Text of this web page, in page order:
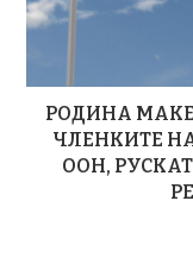
РОДИНА
ЧЛЕНКИТЕ
ООН,